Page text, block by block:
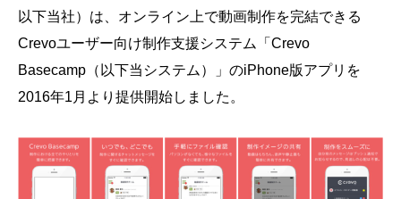
会社概要
採用情報
- 動画に関するご相談はこちら -
以下当社）は、オンライン上で動画制作を完結できる
Crevoユーザー向け制作支援システム「Crevo
Basecamp（以下当システム）」のiPhone版アプリを
2016年1月より提供開始しました。